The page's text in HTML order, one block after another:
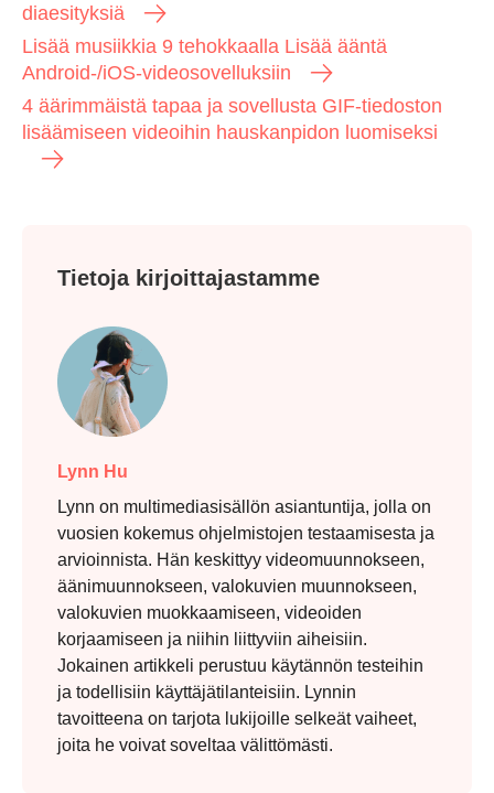
diaesityksiä
Lisää musiikkia 9 tehokkaalla Lisää ääntä
Android-/iOS-videosovelluksiin
4 äärimmäistä tapaa ja sovellusta GIF-tiedoston
lisäämiseen videoihin hauskanpidon luomiseksi
Tietoja kirjoittajastamme
Lynn Hu
Lynn on multimediasisällön asiantuntija, jolla on
vuosien kokemus ohjelmistojen testaamisesta ja
arvioinnista. Hän keskittyy videomuunnokseen,
äänimuunnokseen, valokuvien muunnokseen,
valokuvien muokkaamiseen, videoiden
korjaamiseen ja niihin liittyviin aiheisiin.
Jokainen artikkeli perustuu käytännön testeihin
ja todellisiin käyttäjätilanteisiin. Lynnin
tavoitteena on tarjota lukijoille selkeät vaiheet,
joita he voivat soveltaa välittömästi.